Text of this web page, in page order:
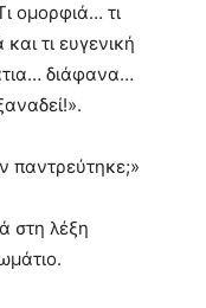
ομορφιά… τι
τι ευγενική
διάφανα…
παντρεύτηκε;»
στη λέξη